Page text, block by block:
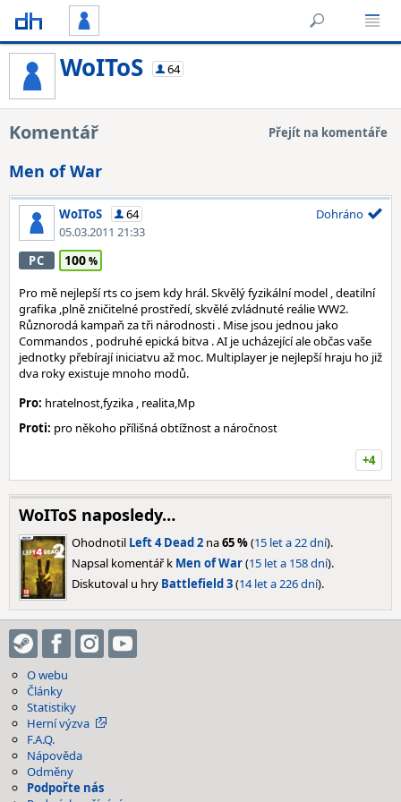
WoIToS 64
Komentář Přejít na komentáře
Men of War
WoIToS
64
05.03.2011 21:33
Dohráno
PC 100
Pro mě nejlepší rts co jsem kdy hrál. Skvělý fyzikální model , deatilní
grafika ,plně zničitelné prostředí, skvělé zvládnuté reálie WW2.
Různorodá kampaň za tři národnosti . Mise jsou jednou jako
Commandos , podruhé epická bitva . AI je ucházející ale občas vaše
jednotky přebírají iniciatvu až moc. Multiplayer je nejlepší hraju ho již
dva roky existuje mnoho modů.
Pro: hratelnost,fyzika , realita,Mp
Proti: pro někoho přílišná obtížnost a náročnost
+4
WoIToS naposledy…
Ohodnotil Left 4 Dead 2 na65 %(15 let a 22 dní).
Napsal komentář k Men of War(15 let a 158 dní).
Diskutoval u hry Battlefield 3(14 let a 226 dní).
O webu
Články
Statistiky
Herní výzva
F.A.Q.
Nápověda
Odměny
Podpořte nás